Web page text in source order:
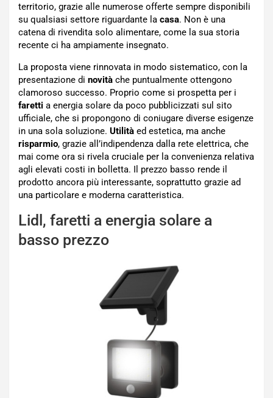
territorio, grazie alle numerose offerte sempre disponibili
su qualsiasi settore riguardante la casa. Non è una
catena di rivendita solo alimentare, come la sua storia
recente ci ha ampiamente insegnato.
La proposta viene rinnovata in modo sistematico, con la
presentazione di novità che puntualmente ottengono
clamoroso successo. Proprio come si prospetta per i
faretti a energia solare da poco pubblicizzati sul sito
ufficiale, che si propongono di coniugare diverse esigenze
in una sola soluzione. Utilità ed estetica, ma anche
risparmio, grazie all’indipendenza dalla rete elettrica, che
mai come ora si rivela cruciale per la convenienza relativa
agli elevati costi in bolletta. Il prezzo basso rende il
prodotto ancora più interessante, soprattutto grazie ad
una particolare e moderna caratteristica.
Lidl, faretti a energia solare a
basso prezzo